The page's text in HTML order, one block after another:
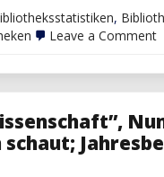
,
Leave a Commenton